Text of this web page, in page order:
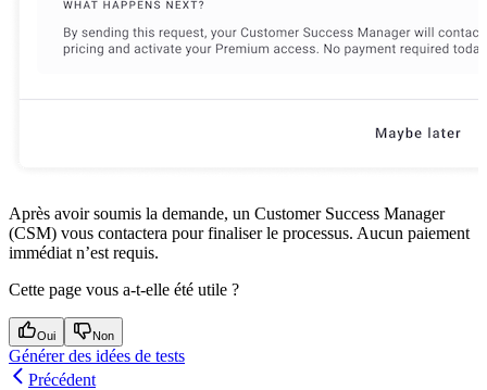
Après avoir soumis la demande, un Customer Success Manager
(CSM) vous contactera pour finaliser le processus. Aucun paiement
immédiat n’est requis.
Cette page vous a-t-elle été utile ?
Oui Non
Générer des idées de tests
Précédent